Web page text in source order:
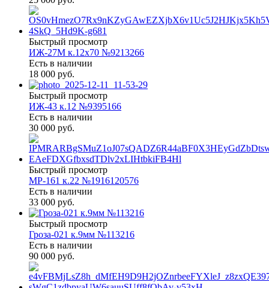
Быстрый просмотр
ИЖ-27М к.12х70 №9213266
Есть в наличии
18 000 руб.
Быстрый просмотр
ИЖ-43 к.12 №9395166
Есть в наличии
30 000 руб.
Быстрый просмотр
МР-161 к.22 №1916120576
Есть в наличии
33 000 руб.
Быстрый просмотр
Гроза-021 к.9мм №113216
Есть в наличии
90 000 руб.